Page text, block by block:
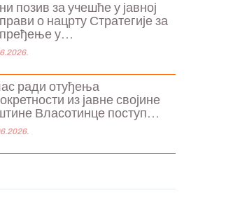
позив за учешће у јавној
о нацрту Стратегије за
у...
ради отуђења
из јавне својине
Власотинце поступ...